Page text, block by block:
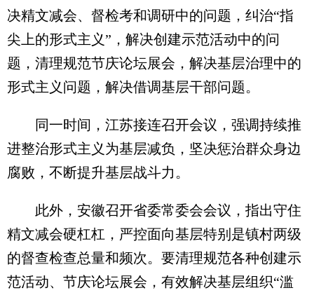
决精文减会、督检考和调研中的问题，纠治“指
尖上的形式主义”，解决创建示范活动中的问
题，清理规范节庆论坛展会，解决基层治理中的
形式主义问题，解决借调基层干部问题。
同一时间，江苏接连召开会议，强调持续推
进整治形式主义为基层减负，坚决惩治群众身边
腐败，不断提升基层战斗力。
此外，安徽召开省委常委会会议，指出守住
精文减会硬杠杠，严控面向基层特别是镇村两级
的督查检查总量和频次。要清理规范各种创建示
范活动、节庆论坛展会，有效解决基层组织“滥